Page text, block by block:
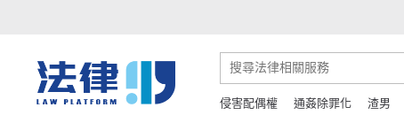
侵害配偶權 通姦除罪化 渣男